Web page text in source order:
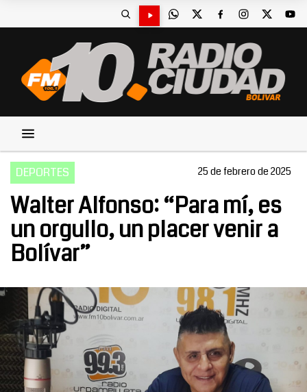
DEPORTES 25 de febrero de 2025
Walter Alfonso: “Para mí, es
un orgullo, un placer venir a
Bolívar”